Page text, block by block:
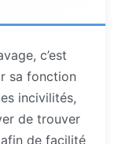
c’est
sa fonction
incivilités,
de trouver
de facilité